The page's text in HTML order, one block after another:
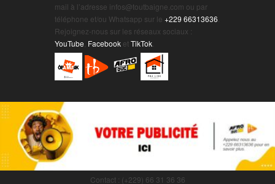
mail à l’adresse infos@toutbaigne.com ou par
téléphone et/ou Whatsapp sur le +229 66313636
Rejoignez-nous sur les réseaux sociaux :
YouTube Facebook etTikTok
Contact : (+229) 66 31 36 36